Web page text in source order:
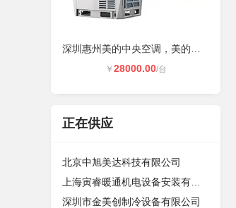
￥ 28000.00/台
正在供应
北京中旭美达科技有限公司
深圳市金美创制冷设备有限公司